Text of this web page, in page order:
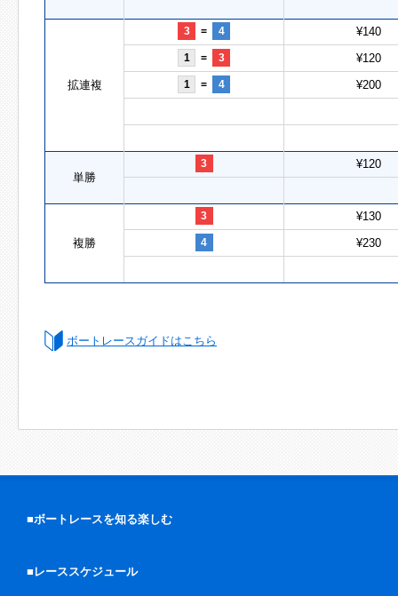
拡連複
3 = 4 ¥140
1 = 3 ¥120
1 = 4 ¥200
単勝
3 ¥120
複勝
3 ¥130
4 ¥230
ボートレースガイドはこちら
■ボートレースを知る楽しむ
■レーススケジュール